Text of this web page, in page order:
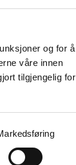
og for å
våre innen
tilgjengelig for